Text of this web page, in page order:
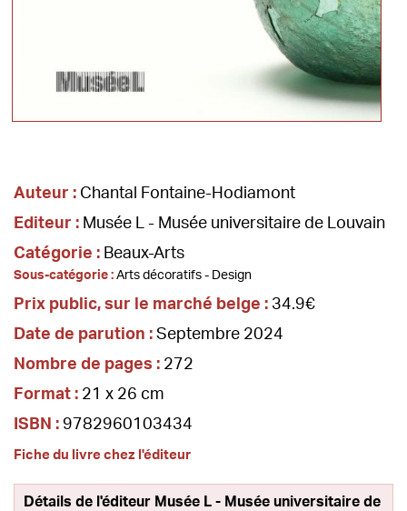
Auteur : Chantal Fontaine-Hodiamont
Editeur : Musée L - Musée universitaire de Louvain
Catégorie : Beaux-Arts
Sous-catégorie : Arts décoratifs - Design
Prix public, sur le marché belge : 34.9€
Date de parution : Septembre 2024
Nombre de pages : 272
Format : 21 x 26 cm
ISBN : 9782960103434
Fiche du livre chez l'éditeur
Détails de l'éditeur Musée L - Musée universitaire de